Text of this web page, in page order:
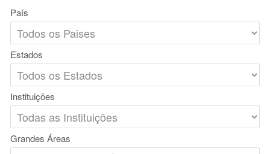
País
Estados
Instituições
Grandes Áreas